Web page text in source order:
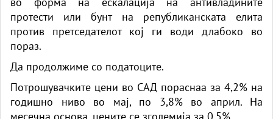
протести или бунт на републиканската елита
против претседателот кој ги води длабоко во
пораз.
Да продолжиме со податоците.
Потрошувачките цени во САД пораснаа за 4,2% на
годишно ниво во мај, по 3,8% во април. На
месечна основа, цените се зголемија за 0,5%.